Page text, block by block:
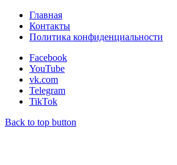
Главная
Контакты
Политика конфиденциальности
Facebook
YouTube
vk.com
Telegram
TikTok
Back to top button